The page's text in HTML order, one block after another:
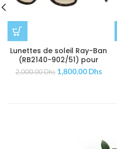
Lunettes de soleil Ray-Ban
(RB2140-902/51) pour
Femmes | Hommes
2,000.00Dhs 1,800.00 Dhs